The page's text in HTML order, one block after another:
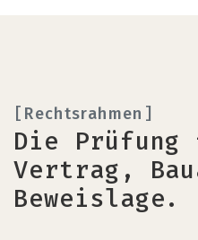
Rechtsrahmen
Die
Vertrag,
Beweislage.